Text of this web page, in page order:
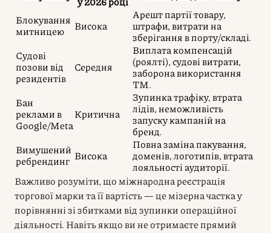
Блокування
митницею
Висока
Арешт партії товару,
штрафи, витрати на
зберігання в порту/складі.
Судові
позови від
резидентів
Середня
Виплата компенсацій
(роялті), судові витрати,
заборона використання
ТМ.
Бан
реклами в
Google/Meta
Критична
Зупинка трафіку, втрата
лідів, неможливість
запуску кампаній на
бренд.
Вимушений
ребрендинг Висока
Повна заміна пакування,
доменів, логотипів, втрата
лояльності аудиторії.
Важливо розуміти, що міжнародна реєстрація
торгової марки та її вартість — це мізерна частка у
порівнянні зі збитками від зупинки операційної
діяльності. Навіть якщо ви не отримаєте прямий